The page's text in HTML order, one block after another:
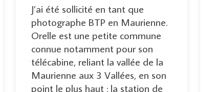
J’ai été sollicité en tant que
photographe BTP en Maurienne.
Orelle est une petite commune
connue notamment pour son
télécabine, reliant la vallée de la
Maurienne aux 3 Vallées, en son
point le plus haut : la station de